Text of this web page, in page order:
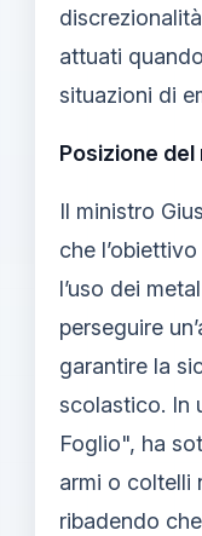
attuati
situazioni di
Posizione del
Il ministro
che
l’uso dei
perseguire
garantire la
scolastico. In
Foglio", ha
armi o coltelli
ribadendo